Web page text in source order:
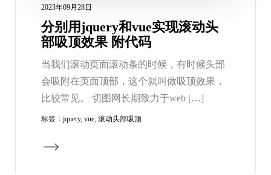
2023年09月28日
分别用jquery和vue实现滚动头
部吸顶效果 附代码
当我们滚动页面滚动条的时候，有时候头部
会吸附在页面顶部，这个就叫做吸顶效果，
比较常见。 切图网长期致力于web […]
标签： jquery, vue, 滚动头部吸顶